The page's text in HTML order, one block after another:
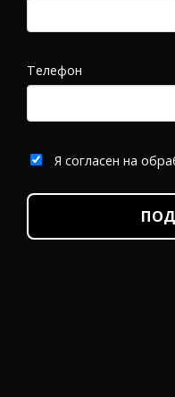
Телефон
Я согласен на